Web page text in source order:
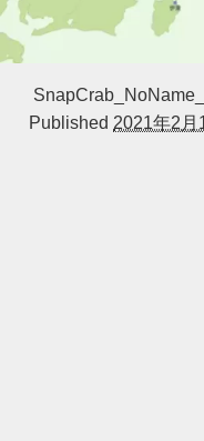
Published 2021年2月